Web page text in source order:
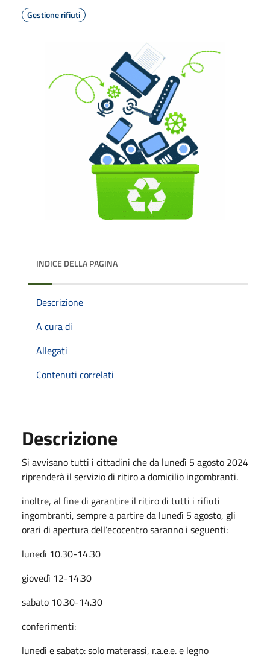
Gestione rifiuti
INDICE DELLA PAGINA
Descrizione
A cura di
Allegati
Contenuti correlati
Descrizione
Si avvisano tutti i cittadini che da lunedì 5 agosto 2024
riprenderà il servizio di ritiro a domicilio ingombranti.
inoltre, al fine di garantire il ritiro di tutti i rifiuti
ingombranti, sempre a partire da lunedì 5 agosto, gli
orari di apertura dell’ecocentro saranno i seguenti:
lunedì 10.30-14.30
giovedì 12-14.30
sabato 10.30-14.30
conferimenti:
lunedì e sabato: solo materassi, r.a.e.e. e legno